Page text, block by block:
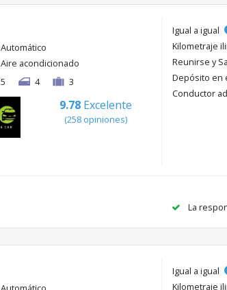
Automático
Aire acondicionado
5
4 3
9.78 Excelente
(258 opiniones)
Igual a igual
Kilometraje
Reunirse y
Depósito en
Conductor
La
Igual a igual
Kilometraje